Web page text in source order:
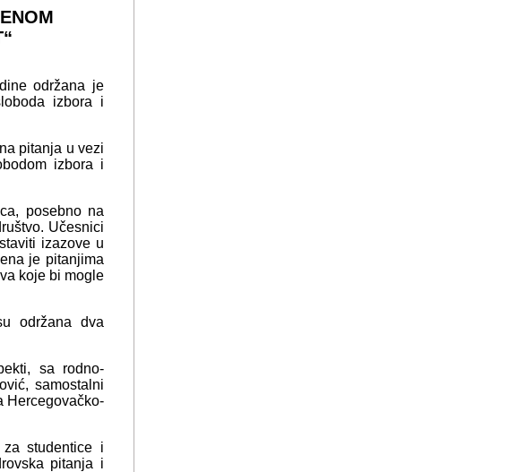
održana je
izbora i
pitanja u vezi
izbora i
posebno na
Učesnici
izazove u
je pitanjima
koje bi mogle
održana dva
sa rodno-
samostalni
Hercegovačko-
studentice i
pitanja i